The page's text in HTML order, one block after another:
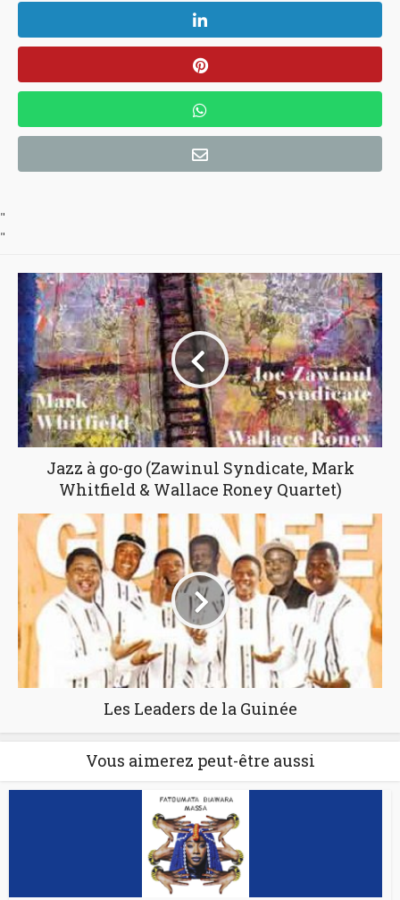
"
"
Jazz à go-go (Zawinul Syndicate, Mark
Whitfield & Wallace Roney Quartet)
Les Leaders de la Guinée
Vous aimerez peut-être aussi